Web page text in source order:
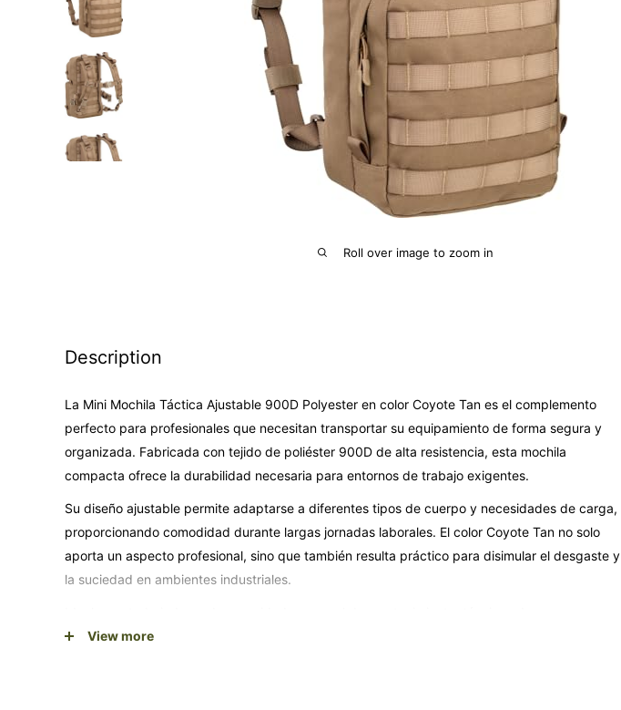
Roll over image to zoom in
Description
La Mini Mochila Táctica Ajustable 900D Polyester en color Coyote Tan es el complemento
perfecto para profesionales que necesitan transportar su equipamiento de forma segura y
organizada. Fabricada con tejido de poliéster 900D de alta resistencia, esta mochila
compacta ofrece la durabilidad necesaria para entornos de trabajo exigentes.
Su diseño ajustable permite adaptarse a diferentes tipos de cuerpo y necesidades de carga,
proporcionando comodidad durante largas jornadas laborales. El color Coyote Tan no solo
aporta un aspecto profesional, sino que también resulta práctico para disimular el desgaste y
la suciedad en ambientes industriales.
profesionales que requieren movilidad con sus herramientas y equipos de protección
View more